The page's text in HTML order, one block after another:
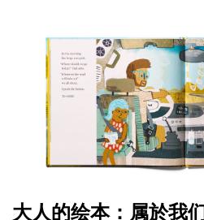
大人的绘本：属於我